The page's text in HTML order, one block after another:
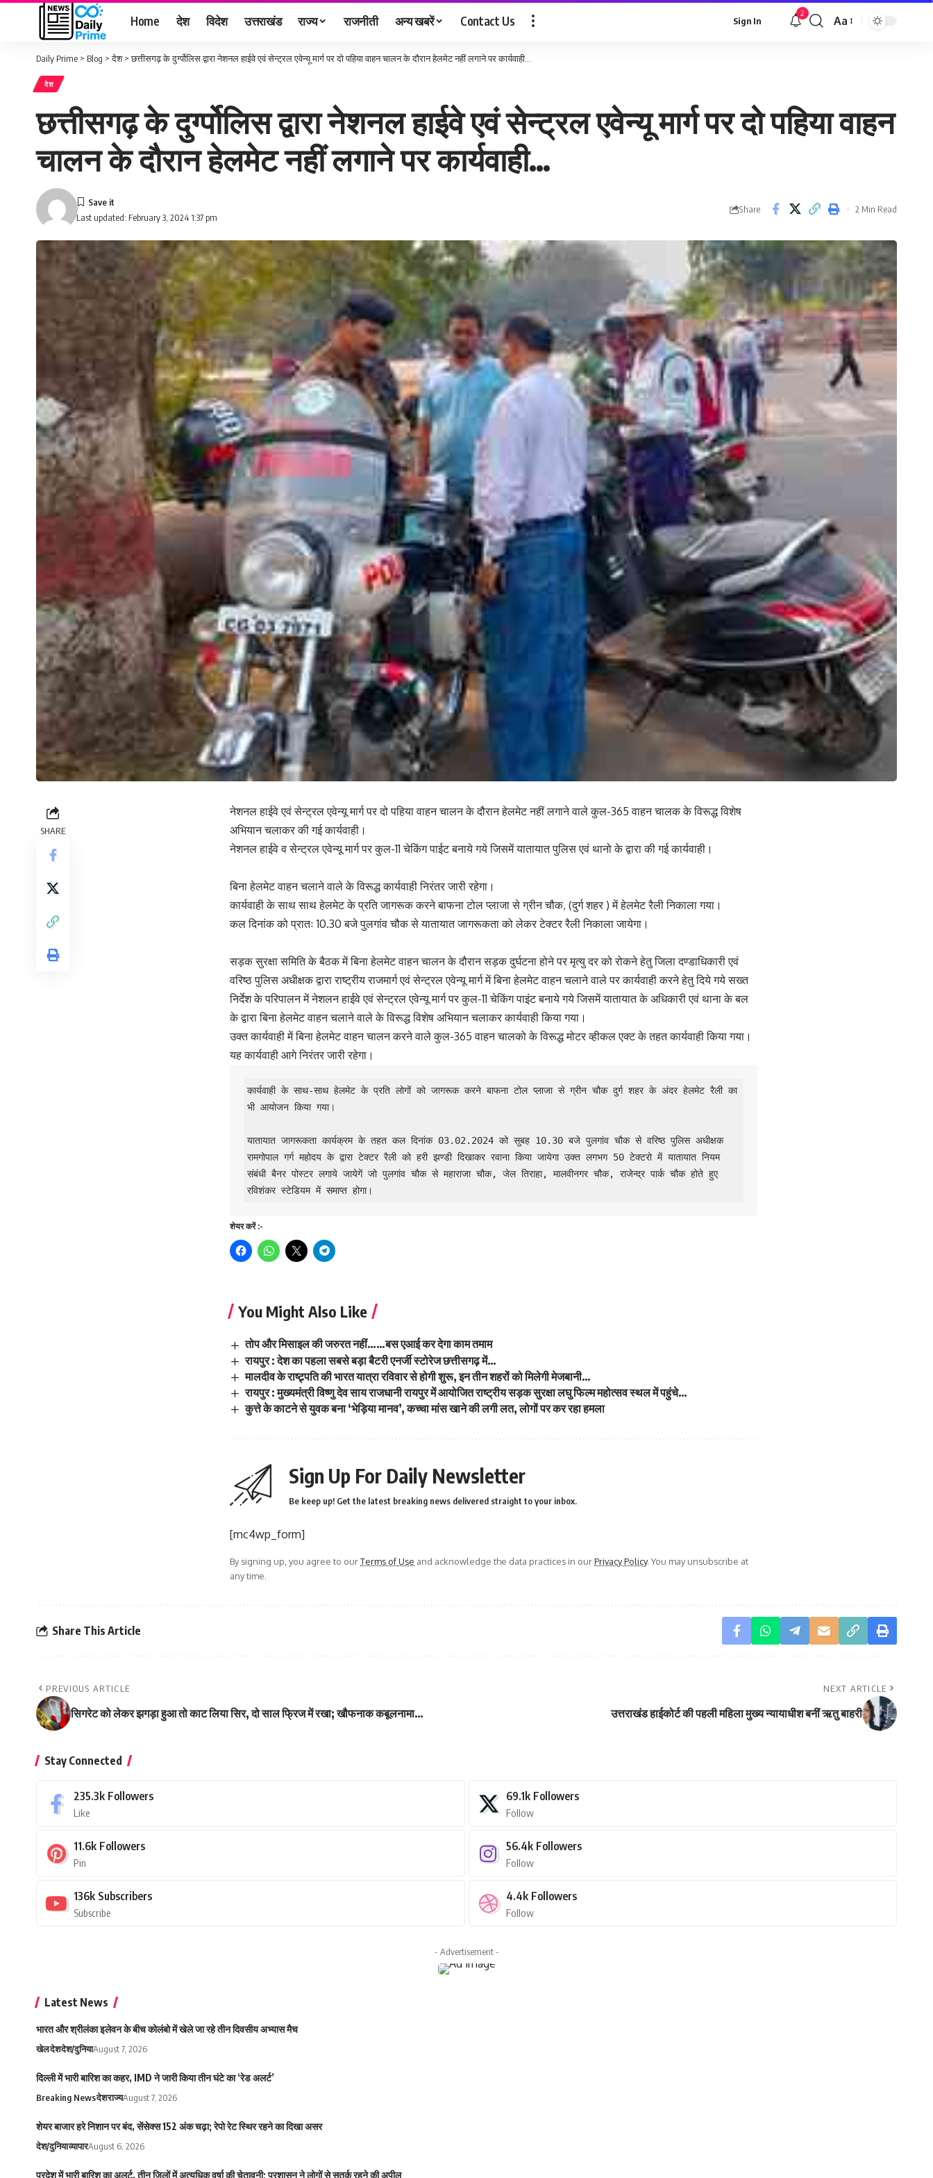
Home देश विदेश उत्तराखंड राज्य राजनीती अन्य खबरें Contact Us Sign In
2
Font
Aa
Daily Prime > Blog >देश>छत्तीसगढ़ के दुर्ग्पोलिस द्वारा नेशनल हाईवे एवं सेन्ट्रल एवेन्यू मार्ग पर दो पहिया वाहन चालन के दौरान हेलमेट नहीं लगाने पर कार्यवाही…
देश
छत्तीसगढ़ के दुर्ग्पोलिस द्वारा नेशनल हाईवे एवं सेन्ट्रल एवेन्यू मार्ग पर दो पहिया वाहन
चालन के दौरान हेलमेट नहीं लगाने पर कार्यवाही…
Last updated: February 3, 2024 1:37 pm
Share 2 Min Read
SHARE
नेशनल हाईवे एवं सेन्ट्रल एवेन्यू मार्ग पर दो पहिया वाहन चालन के दौरान हेलमेट नहीं लगाने वाले कुल-365 वाहन चालक के विरूद्ध विशेष
अभियान चलाकर की गई कार्यवाही।
नेशनल हाईवे व सेन्ट्रल एवेन्यू मार्ग पर कुल-11 चेकिंग पाईट बनाये गये जिसमें यातायात पुलिस एवं थानो के द्वारा की गई कार्यवाही।
बिना हेलमेट वाहन चलाने वाले के विरूद्ध कार्यवाही निरंतर जारी रहेगा।
कार्यवाही के साथ साथ हेलमेट के प्रति जागरूक करने बाफना टोल प्लाजा से ग्रीन चौक, (दुर्ग शहर ) में हेलमेट रैली निकाला गया।
कल दिनांक को प्रातः 10.30 बजे पुलगांव चौक से यातायात जागरूकता को लेकर टेक्टर रैली निकाला जायेगा।
सड़क सुरक्षा समिति के बैठक में बिना हेलमेट वाहन चालन के दौरान सड़क दुर्घटना होने पर मृत्यु दर को रोकने हेतु जिला दण्डाधिकारी एवं
वरिष्ठ पुलिस अधीक्षक द्वारा राष्ट्रीय राजमार्ग एवं सेन्ट्रल एवेन्यू मार्ग में बिना हेलमेट वाहन चलाने वाले पर कार्यवाही करने हेतु दिये गये सख्त
निर्देश के परिपालन में नेशलन हाईवे एवं सेन्ट्रल एवेन्यू मार्ग पर कुल-11 चेकिंग पाइंट बनाये गये जिसमें यातायात के अधिकारी एवं थाना के बल
के द्वारा बिना हेलमेट वाहन चलाने वाले के विरूद्ध विशेष अभियान चलाकर कार्यवाही किया गया।
उक्त कार्यवाही में बिना हेलमेट वाहन चालन करने वाले कुल-365 वाहन चालको के विरूद्ध मोटर व्हीकल एक्ट के तहत कार्यवाही किया गया।
यह कार्यवाही आगे निरंतर जारी रहेगा।
कार्यवाही के साथ-साथ हेलमेट के प्रति लोगों को जागरूक करने बाफना टोल प्लाजा से ग्रीन चौक दुर्ग शहर के अंदर हेलमेट रैली का
भी आयोजन किया गया।
यातायात जागरूकता कार्यक्रम के तहत कल दिनांक 03.02.2024 को सुबह 10.30 बजे पुलगांव चौक से वरिष्ठ पुलिस अधीक्षक
रामगोपाल गर्ग महोदय के द्वारा टेक्टर रैली को हरी झण्डी दिखाकर रवाना किया जायेगा उक्त लगभग 50 टेक्टरो में यातायात नियम
संबंधी बैनर पोस्टर लगाये जायेगें जो पुलगांव चौक से महाराजा चौक, जेल तिराहा, मालवीनगर चौक, राजेन्द्र पार्क चौक होते हुए
रविशंकर स्टेडियम में समाप्त होगा।
शेयर करें :-
You Might Also Like
तोप और मिसाइल की जरुरत नहीं……बस एआई कर देगा काम तमाम
रायपुर : देश का पहला सबसे बड़ा बैटरी एनर्जी स्टोरेज छत्तीसगढ़ में…
मालदीव के राष्ट्र्पति की भारत यात्रा रविवार से होगी शुरू, इन तीन शहरों को मिलेगी मेजबानी…
रायपुर : मुख्यमंत्री विष्णु देव साय राजधानी रायपुर में आयोजित राष्ट्रीय सड़क सुरक्षा लघु फिल्म महोत्सव स्थल में पहुंचे…
कुत्ते के काटने से युवक बना ‘भेड़िया मानव’, कच्चा मांस खाने की लगी लत, लोगों पर कर रहा हमला
Sign Up For Daily Newsletter
Be keep up! Get the latest breaking news delivered straight to your inbox.
[mc4wp_form]
By signing up, you agree to ourTerms of Use and acknowledge the data practices in ourPrivacy Policy. You may unsubscribe at
any time.
Share This Article
PREVIOUS ARTICLE
सिगरेट को लेकर झगड़ा हुआ तो काट लिया सिर, दो साल फ्रिज में रखा; खौफनाक कबूलनामा…
NEXT ARTICLE
उत्तराखंड हाईकोर्ट की पहली महिला मुख्य न्यायाधीश बनीं ऋतु बाहरी
Stay Connected
235.3k Followers
Like
69.1k Followers
Follow
11.6k Followers
Pin
56.4k Followers
Follow
136k Subscribers
Subscribe
4.4k Followers
Follow
- Advertisement -
Latest News
भारत और श्रीलंका इलेवन के बीच कोलंबो में खेले जा रहे तीन दिवसीय अभ्यास मैच
खेलदेशदेश/दुनियाAugust 7, 2026
दिल्ली में भारी बारिश का कहर, IMD ने जारी किया तीन घंटे का ‘रेड अलर्ट’
Breaking Newsदेशराज्यAugust 7, 2026
शेयर बाजार हरे निशान पर बंद, सेंसेक्स 152 अंक चढ़ा; रेपो रेट स्थिर रहने का दिखा असर
देश/दुनियाव्यापारAugust 6, 2026
प्रदेश में भारी बारिश का अलर्ट, तीन जिलों में अत्यधिक वर्षा की चेतावनी; प्रशासन ने लोगों से सतर्क रहने की अपील